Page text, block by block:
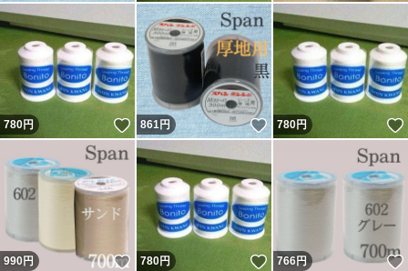
780円 いいね！
861円 いいね！
780円
990円 いいね！
780円 いいね！
766円